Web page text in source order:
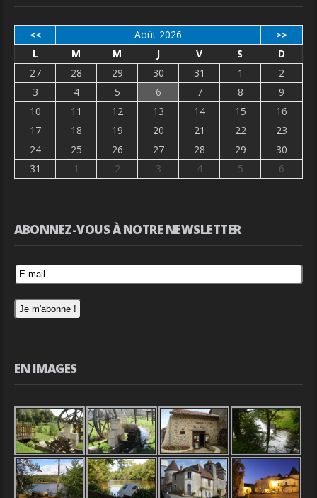
<< Août 2026 >>
L M M J V S
D
27
28 29 30 31 1
2
3
4 5 6 7 8
9
10
11 12 13 14 15
16
17
18 19 20 21 22
23
24
25 26 27 28 29
30
31
1 2 3 4 5 6
ABONNEZ-VOUS À NOTRE NEWSLETTER
EN IMAGES